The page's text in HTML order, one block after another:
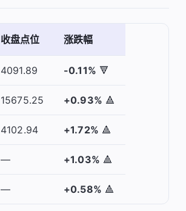
收盘点位 涨跌幅
4091.89 -0.11% 🔻
15675.25 +0.93% 🔺
4102.94 +1.72% 🔺
— +1.03% 🔺
— +0.58% 🔺